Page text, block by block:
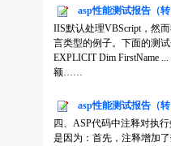
asp性能测试报告（
IIS默认处理VBScript，然
言类型的例子。下面的测
EXPLICIT Dim FirstName
额……
asp性能测试报告（
四、ASP代码中注释对
是因为：首先，注释增加